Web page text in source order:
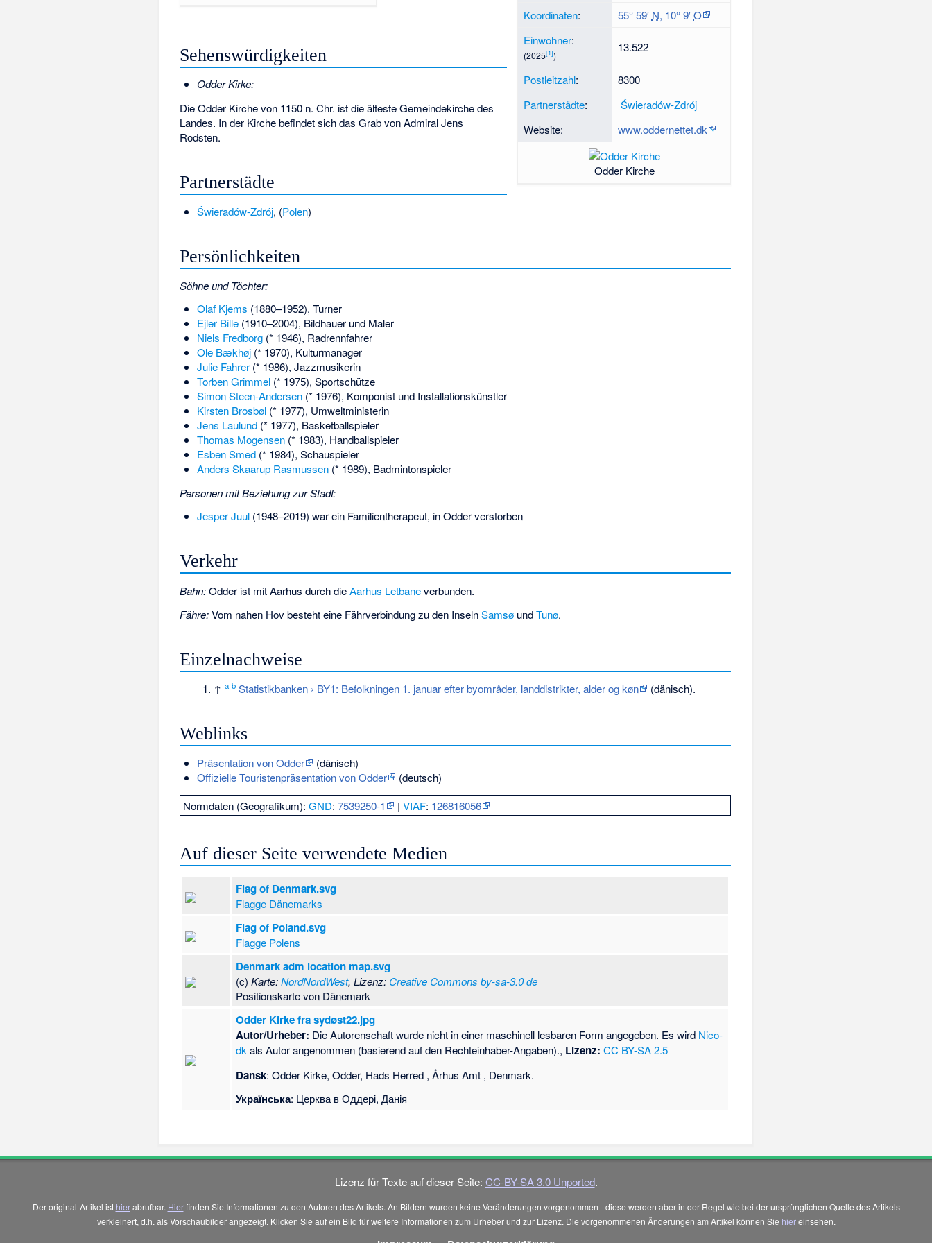
Koordinaten: 55° 59′ N, 10° 9′O
Einwohner:
(2025[1])
13.522
Postleitzahl:
8300
Partnerstädte:
Świeradów-Zdrój
Website:
www.oddernettet.dk
Odder Kirche
Sehenswürdigkeiten
Odder Kirke:
Die Odder Kirche von 1150 n. Chr. ist die älteste Gemeindekirche des
Landes. In der Kirche befindet sich das Grab von Admiral Jens
Rodsten.
Partnerstädte
Świeradów-Zdrój, (Polen)
Persönlichkeiten
Söhne und Töchter:
Olaf Kjems (1880–1952), Turner
Ejler Bille(1910–2004), Bildhauer und Maler
Niels Fredborg(* 1946), Radrennfahrer
Ole Bækhøj(* 1970), Kulturmanager
Julie Fahrer(* 1986), Jazzmusikerin
Torben Grimmel(* 1975), Sportschütze
Simon Steen-Andersen(* 1976), Komponist und Installationskünstler
Kirsten Brosbøl(* 1977), Umweltministerin
Jens Laulund(* 1977), Basketballspieler
Thomas Mogensen(* 1983), Handballspieler
Esben Smed(* 1984), Schauspieler
Anders Skaarup Rasmussen(* 1989), Badmintonspieler
Personen mit Beziehung zur Stadt:
Jesper Juul(1948–2019) war ein Familientherapeut, in Odder verstorben
Verkehr
Bahn:Odder ist mit Aarhus durch dieAarhus Letbaneverbunden.
Fähre:Vom nahen Hovbesteht eine Fährverbindung zu den InselnSamsø undTunø.
Einzelnachweise
↑ a b Statistikbanken › BY1: Befolkningen 1. januar efter byområder, landdistrikter, alder og køn (dänisch).
Weblinks
Präsentation von Odder
(dänisch)
Offizielle Touristenpräsentation von Odder
(deutsch)
Normdaten (Geografikum):GND:7539250-1 |VIAF: 126816056
Auf dieser Seite verwendete Medien
Flag of Denmark.svg
Flagge Dänemarks
Flag of Poland.svg
Flagge Polens
Denmark adm location map.svg
(c)Karte:NordNordWest, Lizenz: Creative Commons by-sa-3.0 de
Positionskarte von Dänemark
Odder Kirke fra sydøst22.jpg
Autor/Urheber: Die Autorenschaft wurde nicht in einer maschinell lesbaren Form angegeben. Es wird Nico-
dk als Autor angenommen (basierend auf den Rechteinhaber-Angaben)., Lizenz: CC BY-SA 2.5
Dansk: Odder Kirke, Odder, Hads Herred , Århus Amt , Denmark.
Українська: Церква в Оддері, Данія
Lizenz für Texte auf dieser Seite: CC-BY-SA 3.0 Unported.
Der original-Artikel ist hierabrufbar. Hierfinden Sie Informationen zu den Autoren des Artikels. An Bildern wurden keine Veränderungen vorgenommen - diese werden aber in der Regel wie bei der ursprünglichen Quelle des Artikels
verkleinert, d.h. als Vorschaubilder angezeigt. Klicken Sie auf ein Bild für weitere Informationen zum Urheber und zur Lizenz. Die vorgenommenen Änderungen am Artikel können Sie hiereinsehen.